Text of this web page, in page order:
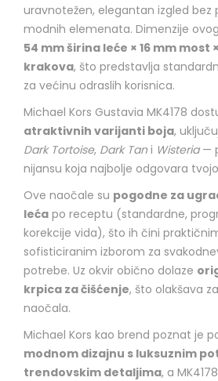
uravnotežen, elegantan izgled bez
modnih elemenata. Dimenzije
54 mm širina leće × 16 mm most
krakova, što predstavlja
za većinu odraslih korisnica.
Michael Kors Gustavia MK4178
atraktivnih varijanti boja,
Dark Tortoise, Dark Tan i Wisteria—
nijansu koja najbolje odgovara
Ove naočale su pogodne za
leća po receptu (standardne,
korekcije vida), što ih čini
sofisticiranim izborom za
potrebe. Uz okvir obično dolaze
krpica za čišćenje, što olakšava
naočala.
Michael Kors kao brend poznat je
modnom dizajnu s luksuznim
trendovskim detaljima, a